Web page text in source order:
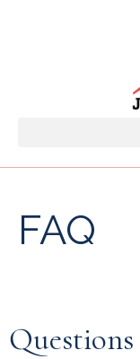
FAQ